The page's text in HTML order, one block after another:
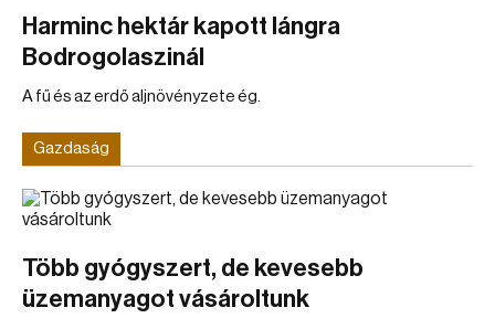
Harminc hektár kapott lángra
Bodrogolaszinál
A fű és az erdő aljnövényzete ég.
Gazdaság
Több gyógyszert, de kevesebb
üzemanyagot vásároltunk